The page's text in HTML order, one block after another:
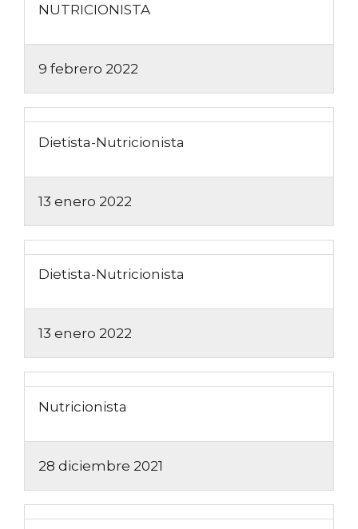
NUTRICIONISTA
9 febrero 2022
Dietista-Nutricionista
13 enero 2022
Dietista-Nutricionista
13 enero 2022
Nutricionista
28 diciembre 2021